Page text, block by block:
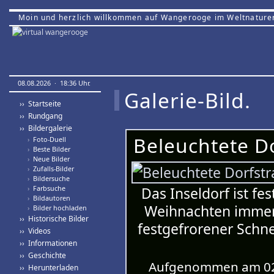
Moin und herzlich willkommen auf Wangerooge im
08.08.2026 · 18:36 Uhr.
›› Startseite
›› Rundgang
›› Bildergalerie
› Foto-Duell
› Beste Bilder
› Neue Bilder
› Zufalls-Bilder
› Bildersuche
› Farbsuche
› Bildautoren
› Bilder hochladen
›› Historische Bilder
›› Videos
›› Informationen
›› Geschichte
›› Herunterladen
Galerie-Bild.
Beleuchtete
Das Inseldorf ist
Weihnachten
festgefrorener
Aufgenommen am